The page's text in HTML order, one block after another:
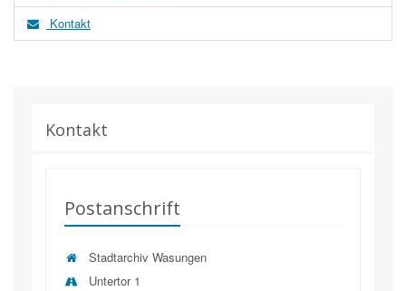
Kontakt
Kontakt
Postanschrift
Stadtarchiv Wasungen
Untertor 1